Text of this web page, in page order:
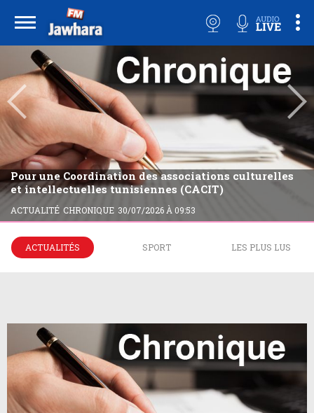
Pour une Coordination des associations culturelles
et intellectuelles tunisiennes (CACIT)
ACTUALITÉ CHRONIQUE 30/07/2026 À 09:53
ACTUALITÉS SPORT LES PLUS LUS